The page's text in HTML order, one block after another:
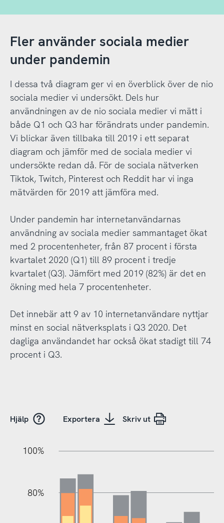
Fler använder sociala medier
under pandemin
I dessa två diagram ger vi en överblick över de nio
sociala medier vi undersökt. Dels hur
användningen av de nio sociala medier vi mätt i
både Q1 och Q3 har förändrats under pandemin.
Vi blickar även tillbaka till 2019 i ett separat
diagram och jämför med de sociala medier vi
undersökte redan då. För de sociala nätverken
Tiktok, Twitch, Pinterest och Reddit har vi inga
mätvärden för 2019 att jämföra med.
Under pandemin har internetanvändarnas
användning av sociala medier sammantaget ökat
med 2 procentenheter, från 87 procent i första
kvartalet 2020 (Q1) till 89 procent i tredje
kvartalet (Q3). Jämfört med 2019 (82%) är det en
ökning med hela 7 procentenheter.
Det innebär att 9 av 10 internetanvändare nyttjar
minst en social nätverksplats i Q3 2020. Det
dagliga användandet har också ökat stadigt till 74
procent i Q3.
Hjälp Exportera Skriv ut
80%
100%